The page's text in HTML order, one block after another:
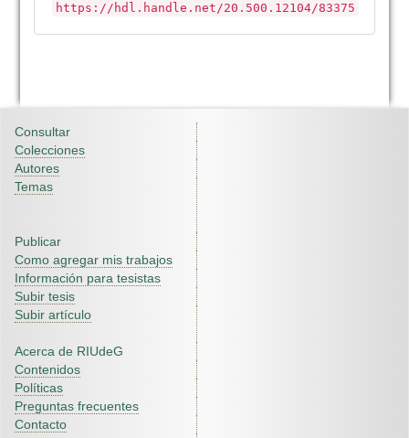
https://hdl.handle.net/20.500.12104/83375
Consultar
Colecciones
Autores
Temas
Publicar
Como agregar mis trabajos
Información para tesistas
Subir tesis
Subir artículo
Acerca de RIUdeG
Contenidos
Políticas
Preguntas frecuentes
Contacto